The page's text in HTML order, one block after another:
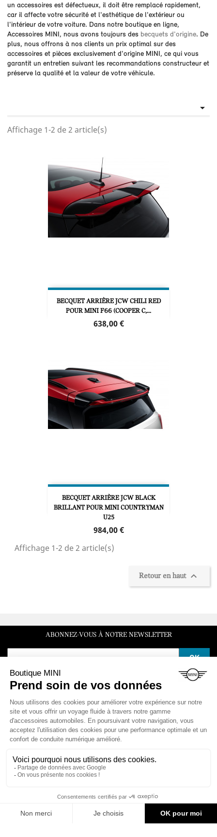
un accessoires est défectueux, il doit être remplacé rapidement,
car il affecte votre sécurité et l'esthétique de l'extérieur ou
l'intérieur de votre voiture. Dans notre boutique en ligne,
Accessoires MINI, nous avons toujours des becquets d'origine. De
plus, nous offrons à nos clients un prix optimal sur des
accessoires et pièces exclusivement d'origine MINI, ce qui vous
garantit un entretien suivant les recommandations constructeur et
préserve la qualité et la valeur de votre véhicule.

Affichage 1-2 de 2 article(s)
BECQUET ARRIÈRE JCW CHILI RED
POUR MINI F66 (COOPER C,...
Prix
638,00 €
BECQUET ARRIÈRE JCW BLACK
BRILLANT POUR MINI COUNTRYMAN
U25
Prix
984,00 €
Affichage 1-2 de 2 article(s)
Retour en haut 
ABONNEZ-VOUS À NOTRE NEWSLETTER
SERVICE CLIENT
Du lundi au vendredi de 10h à 12h et de 14h à 16h30
LA BOUTIQUE 
ESPACE CLIENT
NOS VÉHICULES
